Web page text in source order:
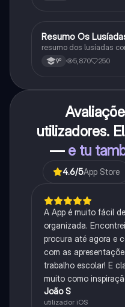
Português
Resumo Os
resumo dos lusíadas
9º 5,870 250
utilizadores.
— e tu
4.6/5App Store
A App é muito fácil
organizada.
procura até agora e
com as
trabalho escolar! E
muito como
João S
utilizador iOS